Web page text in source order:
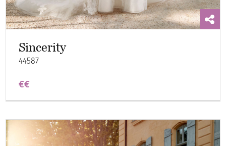
Sincerity
44587
€€